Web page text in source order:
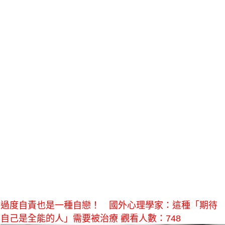
過度自責也是一種自戀！ 國外心理學家：這種「期待
自己是全能的人」需要被治療 觀看人數：748